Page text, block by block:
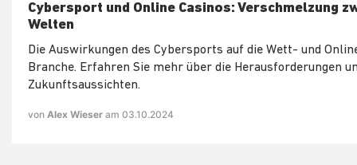
Cybersport und Online Casinos: Verschmelzung
Welten
Die Auswirkungen des Cybersports auf die Wett- und
Branche. Erfahren Sie mehr über die Herausforderungen
Zukunftsaussichten.
von Alex Wieser am 03.10.2024